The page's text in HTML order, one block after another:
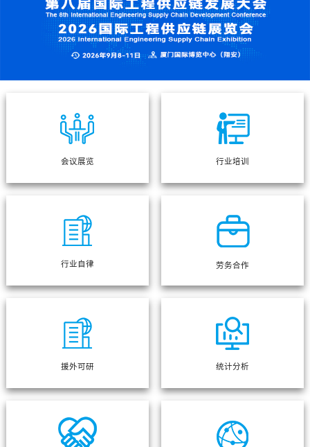
会议展览 行业培训
行业自律 劳务合作
援外可研 统计分析